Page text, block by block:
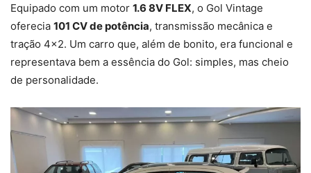
Equipado com um motor 1.6 8V FLEX, o Gol Vintage
oferecia 101 CV de potência, transmissão mecânica e
tração 4×2. Um carro que, além de bonito, era funcional e
representava bem a essência do Gol: simples, mas cheio
de personalidade.